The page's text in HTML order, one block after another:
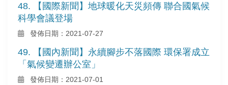
48. 【國際新聞】地球暖化天災頻傳 聯合國氣候
科學會議登場
發佈日期：2021-07-27
49. 【國內新聞】永續腳步不落國際 環保署成立
「氣候變遷辦公室」
發佈日期：2021-07-01